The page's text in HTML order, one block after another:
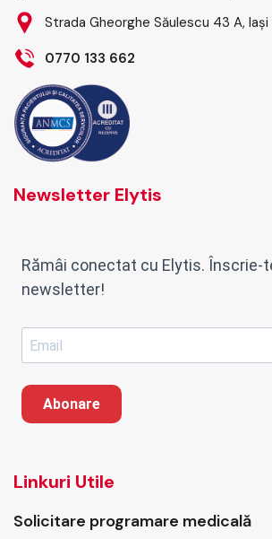
Strada Gheorghe Săulescu 43 A,
0770 133 662
Newsletter Elytis
Rămâi conectat cu Elytis. Înscrie-
newsletter!
Abonare
Linkuri Utile
Solicitare programare medicală